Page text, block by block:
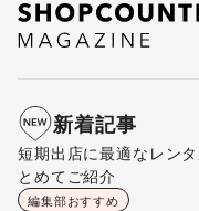
新着記事
短期出店に最適なレン
とめてご紹介
編集部おすすめ